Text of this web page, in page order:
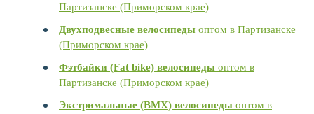
Партизанске (Приморском крае)
Двухподвесные велосипеды оптом в Партизанске
(Приморском крае)
Фэтбайки (Fat bike) велосипеды оптом в
Партизанске (Приморском крае)
Экстримальные (BMX) велосипеды оптом в